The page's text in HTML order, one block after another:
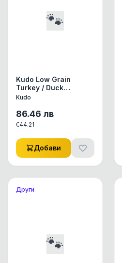
🐾
Kudo Low Grain
Turkey / Duck
Medium-Maxi Adult
средни/едри породи
над 1 год , 12 кг.
Kudo
86.46 лв
€44.21
Добави
Други
🐾